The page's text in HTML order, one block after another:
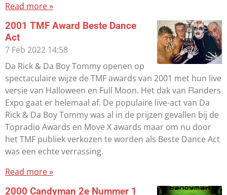
Read more »
2001 TMF Award Beste Dance
Act
7 Feb 2022 14:58
Da Rick & Da Boy Tommy openen op
spectaculaire wijze de TMF awards van 2001 met hun live
versie van Halloween en Full Moon. Het dak van Flanders
Expo gaat er helemaal af. De populaire live-act van Da
Rick & Da Boy Tommy was al in de prijzen gevallen bij de
Topradio Awards en Move X awards maar om nu door
het TMF publiek verkozen te worden als Beste Dance Act
was een echte verrassing.
Read more »
2000 Candyman 2e Nummer 1